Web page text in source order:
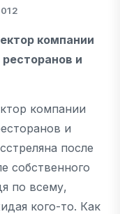
компании
и
компании
и
после
собственного
по всему,
кого-то. Как